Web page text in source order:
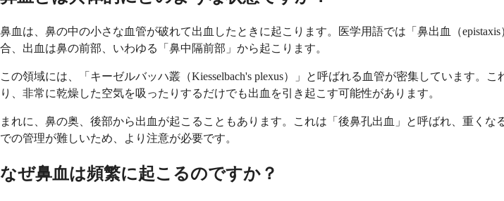
鼻血は、鼻の中の小さな血管が破れて出血したときに起こります。医学用語では「鼻出血（
合、出血は鼻の前部、いわゆる「鼻中隔前部」から起こります。
この領域には、「キーゼルバッハ叢（Kiesselbach's plexus）」と呼ばれる血管が密集しています
り、非常に乾燥した空気を吸ったりするだけでも出血を引き起こす可能性があります。
まれに、鼻の奥、後部から出血が起こることもあります。これは「後鼻孔出血」と呼ばれ、重く
での管理が難しいため、より注意が必要です。
なぜ鼻血は頻繁に起こるのですか？